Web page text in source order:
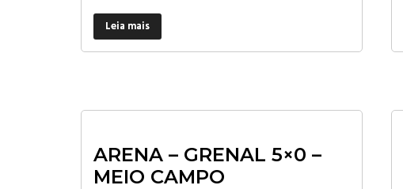
Leia mais
ARENA – GRENAL 5×0 –
MEIO CAMPO